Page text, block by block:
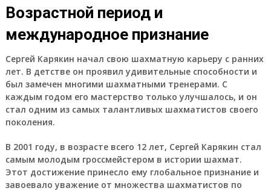
Возрастной период и
международное признание
Сергей Карякин начал свою шахматную карьеру с ранних
лет. В детстве он проявил удивительные способности и
был замечен многими шахматными тренерами. С
каждым годом его мастерство только улучшалось, и он
стал одним из самых талантливых шахматистов своего
поколения.
В 2001 году, в возрасте всего 12 лет, Сергей Карякин стал
самым молодым гроссмейстером в истории шахмат.
Этот достижение принесло ему глобальное признание и
завоевало уважение от множества шахматистов по